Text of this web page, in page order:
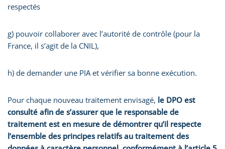
respectés
g) pouvoir collaborer avec l’autorité de contrôle (pour la
France, il s’agit de la CNIL),
h) de demander une PIA et vérifier sa bonne exécution.
Pour chaque nouveau traitement envisagé, le DPO est
consulté afin de s’assurer que le responsable de
traitement est en mesure de démontrer qu’il respecte
l’ensemble des principes relatifs au traitement des